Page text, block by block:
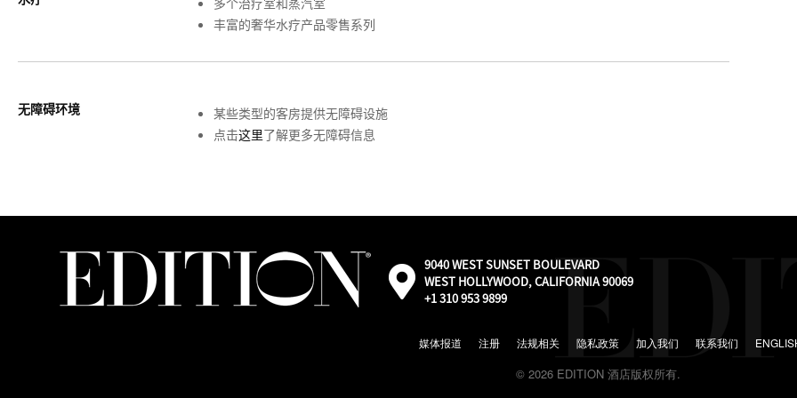
丰富的奢华水疗产品零售系列
无障碍环境
某些类型的客房提供无障碍设施
点击这里了解更多无障碍信息
外
部：
Google
9040 WEST SUNSET BOULEVARD
WEST HOLLYWOOD, CALIFORNIA 90069
+1 310 953 9899
媒体报道 注册 法规相关 隐私政策 加入我们 联系我们
© 2026 EDITION 酒店版权所有.